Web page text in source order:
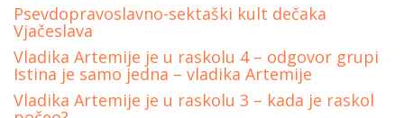
Psevdopravoslavno-sektaški kult dečaka
Vjačeslava
Vladika Artemije je u raskolu 4 – odgovor grupi
Istina je samo jedna – vladika Artemije
Vladika Artemije je u raskolu 3 – kada je raskol